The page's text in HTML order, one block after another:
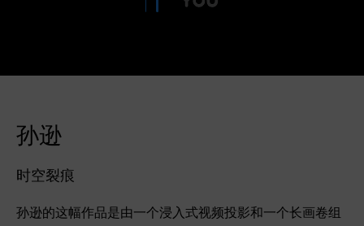
孙逊
时空裂痕
孙逊的这幅作品是由一个浸入式视频投影和一个长画卷组